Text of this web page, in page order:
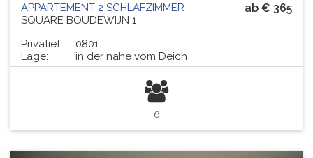
ab € 365
APPARTEMENT 2 SCHLAFZIMMER
SQUARE BOUDEWIJN 1
Privatief:
0801
Lage:
in der nahe vom Deich
6